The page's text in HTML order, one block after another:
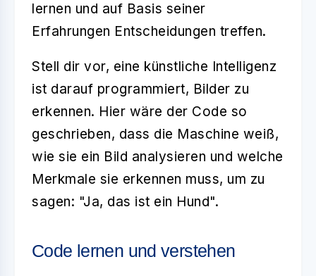
lernen und auf Basis seiner
Erfahrungen Entscheidungen treffen.
Stell dir vor, eine künstliche Intelligenz
ist darauf programmiert, Bilder zu
erkennen. Hier wäre der Code so
geschrieben, dass die Maschine weiß,
wie sie ein Bild analysieren und welche
Merkmale sie erkennen muss, um zu
sagen: "Ja, das ist ein Hund".
Code lernen und verstehen